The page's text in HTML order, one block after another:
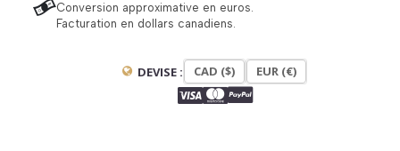
Conversion approximative en euros.
Facturation en dollars canadiens.
DEVISE : CAD ($) EUR (€)